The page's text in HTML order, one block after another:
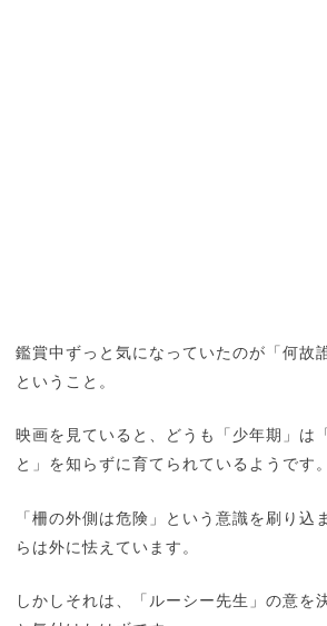
鑑賞中ずっと気になっていたのが「何故
ということ。
映画を見ていると、どうも「少年期」は
と」を知らずに育てられているようです。
「柵の外側は危険」という意識を刷り込
らは外に怯えています。
しかしそれは、「ルーシー先生」の意を